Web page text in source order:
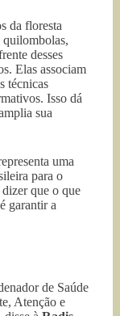
da floresta
quilombolas,
desses
Elas associam
técnicas
Isso dá
sua
uma
para o
que o que
garantir a
de Saúde
Atenção e